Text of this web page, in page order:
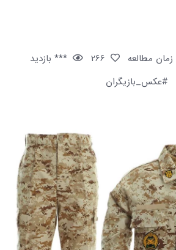
*** بازدید
#عکس_بازیگران